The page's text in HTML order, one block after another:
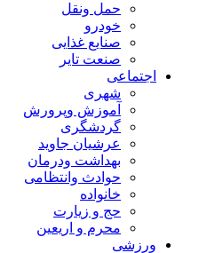
حمل ونقل
خودرو
صنایع غذایی
صنعت تایر
اجتماعی
شهری
آموزش وپرورش
گردشگری
عرشیان جاوید
بهداشت ودرمان
حوادث وانتظامی
خانواده
حج و زیارت
محرم و اریعین
ورزشی